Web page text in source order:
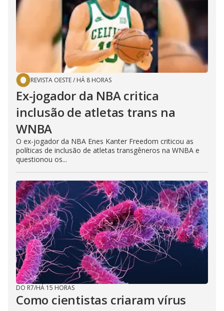
REVISTA OESTE/ HÁ 8 HORAS
Ex-jogador da NBA critica
inclusão de atletas trans na
WNBA
O ex-jogador da NBA Enes Kanter Freedom criticou as
políticas de inclusão de atletas transgêneros na WNBA e
questionou os...
DO R7/HÁ 15 HORAS
Como cientistas criaram vírus